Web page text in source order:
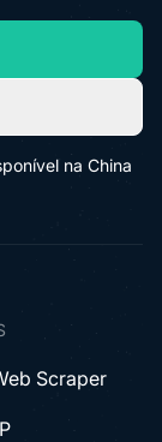
na China
Scraper